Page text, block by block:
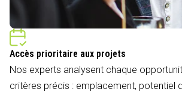
Accès prioritaire aux projets
Nos experts analysent chaque
critères précis : emplacement, potentiel